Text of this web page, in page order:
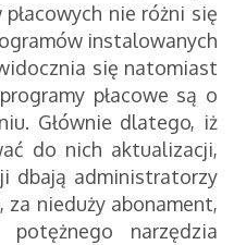
nie różni się
instalowanych
się natomiast
płacowe są o
Głównie dlatego, iż
do nich aktualizacji,
dbają administratorzy
nieduży abonament,
narzędzia